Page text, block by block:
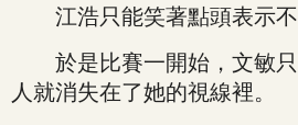
江浩只能笑著點頭表示不
於是比賽一開始，文敏只
人就消失在了她的視線裡。